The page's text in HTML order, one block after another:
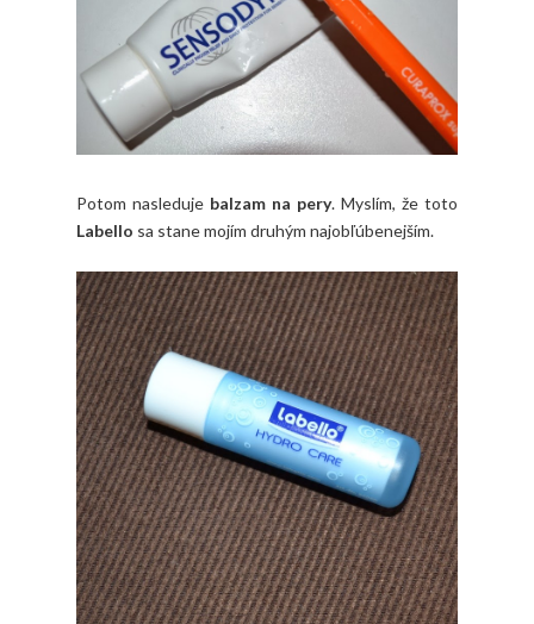
Potom nasleduje balzam na pery. Myslím, že toto
Labello sa stane mojím druhým najobľúbenejším.